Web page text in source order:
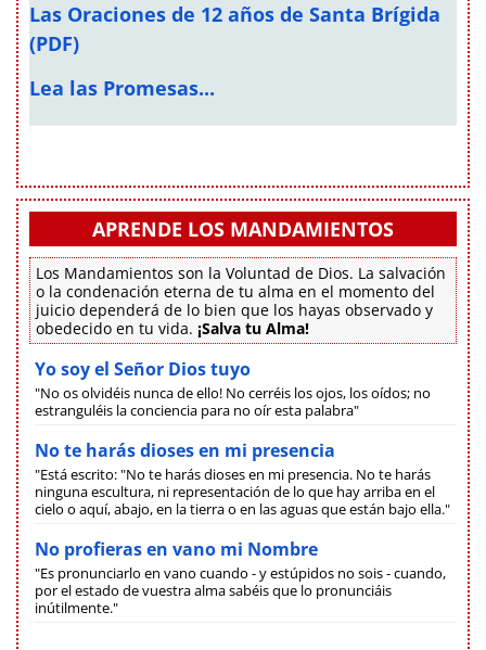
Las Oraciones de 12 años de Santa Brígida
(PDF)
Lea las Promesas...
APRENDE LOS MANDAMIENTOS
Los Mandamientos son la Voluntad de Dios. La salvación
o la condenación eterna de tu alma en el momento del
juicio dependerá de lo bien que los hayas observado y
obedecido en tu vida. ¡Salva tu Alma!
Yo soy el Señor Dios tuyo
"No os olvidéis nunca de ello! No cerréis los ojos, los oídos; no
estranguléis la conciencia para no oír esta palabra"
No te harás dioses en mi presencia
"Está escrito: "No te harás dioses en mi presencia. No te harás
ninguna escultura, ni representación de lo que hay arriba en el
cielo o aquí, abajo, en la tierra o en las aguas que están bajo ella."
No profieras en vano mi Nombre
"Es pronunciarlo en vano cuando - y estúpidos no sois - cuando,
por el estado de vuestra alma sabéis que lo pronunciáis
inútilmente."